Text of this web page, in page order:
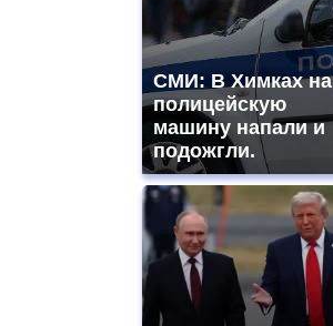
СМИ: В Химках на
полицейскую
машину напали и
подожгли.